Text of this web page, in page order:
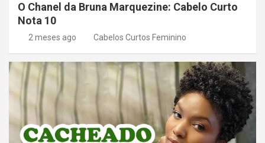
O Chanel da Bruna Marquezine: Cabelo Curto
Nota 10
2 meses ago Cabelos Curtos Feminino